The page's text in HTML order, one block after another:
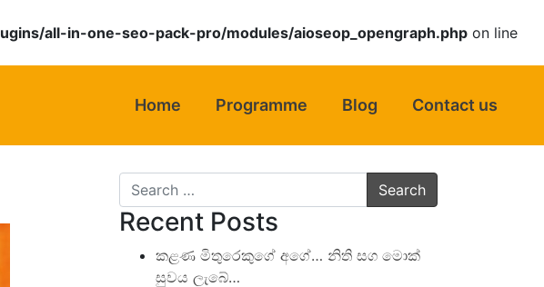
all-in-one-seo-pack-pro/modules/aioseop_opengraph.php on line
Home Programme Blog Contact us
Search
Recent Posts
කළණ මිතුරෙකුගේ අගේ… නිති සග මොක්
සුවය ලැබේ…